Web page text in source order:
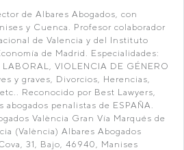
de Albares Abogados, con
y Cuenca. Profesor colaborador
de Valencia y del Instituto
de Madrid. Especialidades:
VIOLENCIA DE GÉNERO
y graves, Divorcios, Herencias,
Reconocido por Best Lawyers,
penalistas de ESPAÑA.
València Gran Vía Marqués de
(València) Albares Abogados
31, Bajo, 46940, Manises